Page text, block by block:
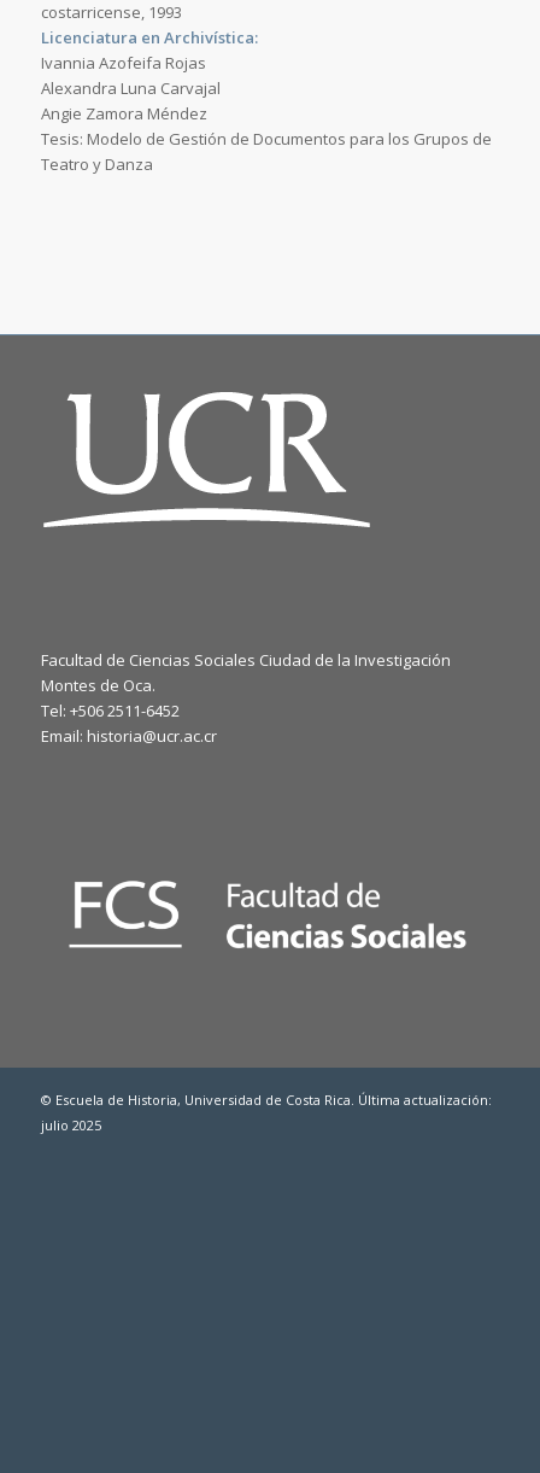
costarricense, 1993
Licenciatura en Archivística:
Ivannia Azofeifa Rojas
Alexandra Luna Carvajal
Angie Zamora Méndez
Tesis: Modelo de Gestión de Documentos para los Grupos de
Teatro y Danza
Facultad de Ciencias Sociales Ciudad de la Investigación
Montes de Oca.
Tel: +506 2511-6452
Email: historia@ucr.ac.cr
© Escuela de Historia, Universidad de Costa Rica. Última actualización:
julio 2025